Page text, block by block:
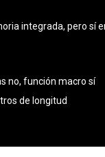
integrada, pero sí
no, función macro sí
de longitud